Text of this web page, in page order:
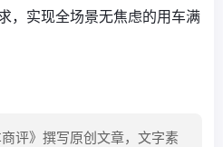
，实现全场景无焦虑的用车满
评》撰写原创文章，文字素